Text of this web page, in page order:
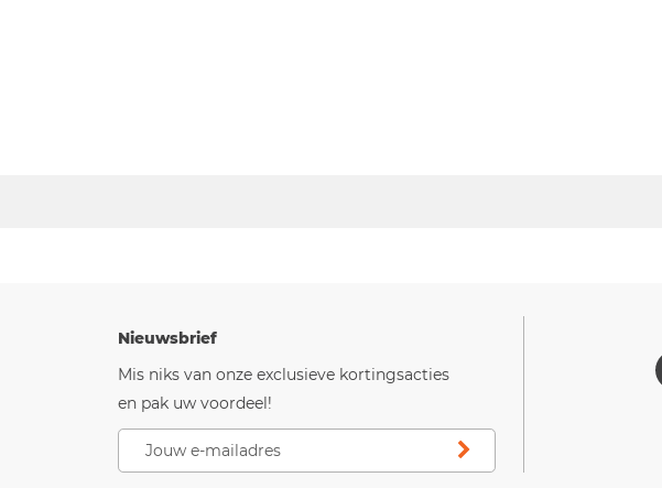
Nieuwsbrief
Mis niks van onze exclusieve kortingsacties
en pak uw voordeel!